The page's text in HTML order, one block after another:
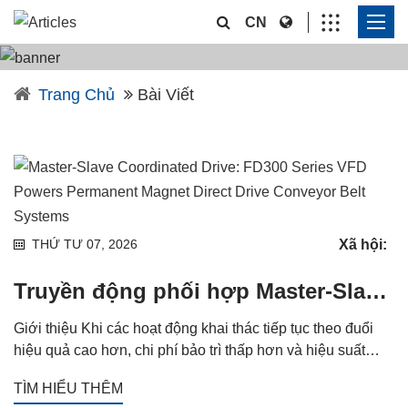
CN
Trang Chủ Bài Viết
THỨ TƯ 07, 2026 Xã hội:
Truyền động phối hợp Master-Slave: FD300 Series VFD cung cấp năng lượng cho hệ thống băng tải truyền động trực tiếp nam châm vĩnh cửu
Giới thiệu Khi các hoạt động khai thác tiếp tục theo đuổi
hiệu quả cao hơn, chi phí bảo trì thấp hơn và hiệu suất
trực tiếp nam châm vĩnh cửu (PMDD) đang nhanh chóng
TÌM HIỂU THÊM